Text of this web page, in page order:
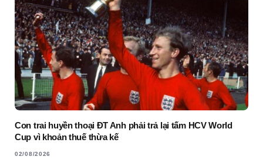
Con trai huyền thoại ĐT Anh phải trả lại tấm HCV World
Cup vì khoản thuế thừa kế
02/08/2026